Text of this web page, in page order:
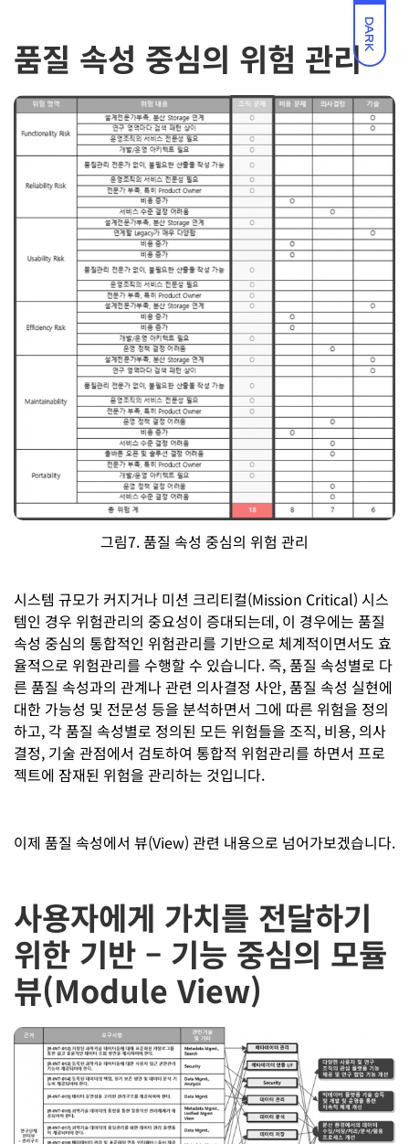
DARK
품질 속성 중심의 위험 관리
그림7. 품질 속성 중심의 위험 관리
시스템 규모가 커지거나 미션 크리티컬(Mission Critical) 시스
템인 경우 위험관리의 중요성이 증대되는데, 이 경우에는 품질
속성 중심의 통합적인 위험관리를 기반으로 체계적이면서도 효
율적으로 위험관리를 수행할 수 있습니다. 즉, 품질 속성별로 다
른 품질 속성과의 관계나 관련 의사결정 사안, 품질 속성 실현에
대한 가능성 및 전문성 등을 분석하면서 그에 따른 위험을 정의
하고, 각 품질 속성별로 정의된 모든 위험들을 조직, 비용, 의사
결정, 기술 관점에서 검토하여 통합적 위험관리를 하면서 프로
젝트에 잠재된 위험을 관리하는 것입니다.
이제 품질 속성에서 뷰(View) 관련 내용으로 넘어가보겠습니다.
사용자에게 가치를 전달하기
위한 기반 – 기능 중심의 모듈
뷰(Module View)